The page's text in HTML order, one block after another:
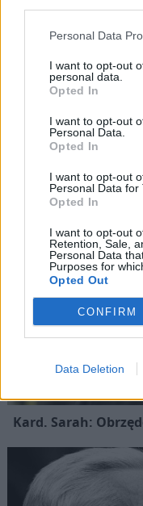
Personal Data
I want to opt-out
personal data.
Opted In
I want to opt-out
Personal Data.
Opted In
I want to opt-out
Personal Data for
Opted In
I want to opt-out
Retention, Sale,
Personal Data
Purposes for
Opted Out
CONFIRM
Data Deletion
Kard. Rossi: przyjazd
07 sierpnia 2026 | 21:30
Popularne
Kard. Sarah: